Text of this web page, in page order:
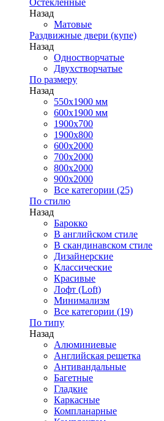
Остекленные
Назад
Матовые
Раздвижные двери (купе)
Назад
Одностворчатые
Двухстворчатые
По размеру
Назад
550x1900 мм
600x1900 мм
1900х700
1900х800
600x2000
700x2000
800x2000
900x2000
Все категории (25)
По стилю
Назад
Барокко
В английском стиле
В скандинавском стиле
Дизайнерские
Классические
Красивые
Лофт (Loft)
Минимализм
Все категории (19)
По типу
Назад
Алюминиевые
Английская решетка
Антивандальные
Багетные
Гладкие
Каркасные
Компланарные